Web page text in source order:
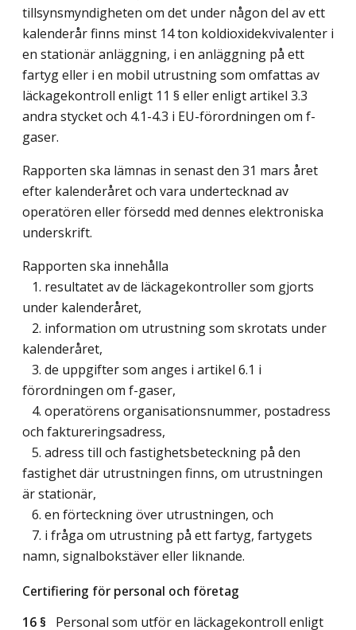
tillsynsmyndigheten om det under någon del av ett
kalenderår finns minst 14 ton koldioxidekvivalenter i
en stationär anläggning, i en anläggning på ett
fartyg eller i en mobil utrustning som omfattas av
läckagekontroll enligt 11 § eller enligt artikel 3.3
andra stycket och 4.1-4.3 i EU-förordningen om f-
gaser.
Rapporten ska lämnas in senast den 31 mars året
efter kalenderåret och vara undertecknad av
operatören eller försedd med dennes elektroniska
underskrift.
Rapporten ska innehålla
1. resultatet av de läckagekontroller som gjorts
under kalenderåret,
2. information om utrustning som skrotats under
kalenderåret,
3. de uppgifter som anges i artikel 6.1 i
förordningen om f-gaser,
4. operatörens organisationsnummer, postadress
och faktureringsadress,
5. adress till och fastighetsbeteckning på den
fastighet där utrustningen finns, om utrustningen
är stationär,
6. en förteckning över utrustningen, och
7. i fråga om utrustning på ett fartyg, fartygets
namn, signalbokstäver eller liknande.
Certifiering för personal och företag
16 § Personal som utför en läckagekontroll enligt